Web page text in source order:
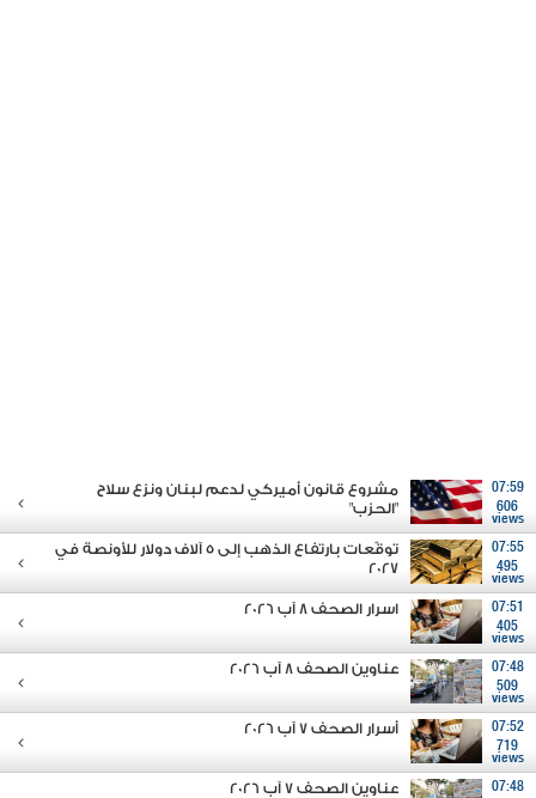
07:59
606
views
مشروع قانون أميركي لدعم لبنان ونزع سلاح
"الحزب"
07:55
495
views
توقّعات بارتفاع الذهب إلى 5 آلاف دولار للأونصة في
2027
07:51
405
views
اسرار الصحف 8 آب 2026
07:48
509
views
عناوين الصحف 8 آب 2026
07:52
719
views
أسرار الصحف 7 آب 2026
07:48
عناوين الصحف 7 آب 2026